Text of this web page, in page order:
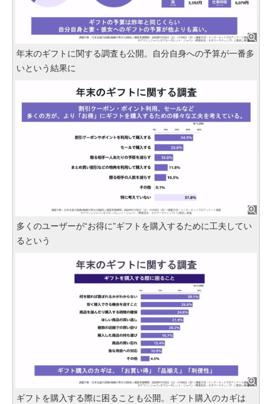
年末のギフトに関する調査も公開。自分自身への予算が一番多
いという結果に
多くのユーザーが“お得に”ギフトを購入するために工夫してい
るという
ギフトを購入する際に困ることも公開。ギフト購入のカギは